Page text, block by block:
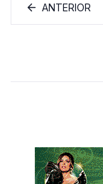
ANTERIOR